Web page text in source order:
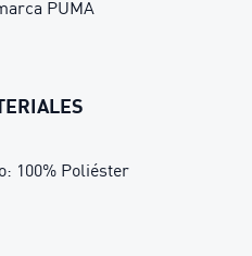
PUMA
100% Poliéster